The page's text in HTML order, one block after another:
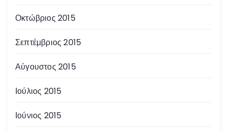
Οκτώβριος 2015
Σεπτέμβριος 2015
Αύγουστος 2015
Ιούλιος 2015
Ιούνιος 2015